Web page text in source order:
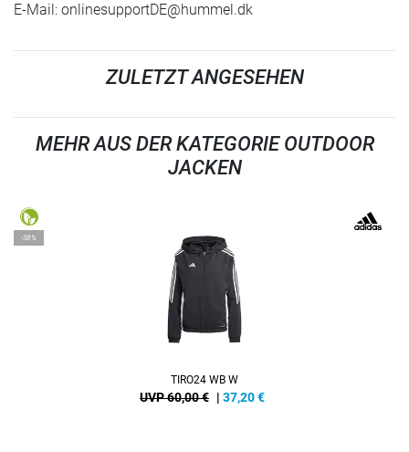
E-Mail: onlinesupportDE@hummel.dk
ZULETZT ANGESEHEN
MEHR AUS DER KATEGORIE OUTDOOR
JACKEN
-38%
TIRO24 WB W
UVP 60,00 € | 37,20€